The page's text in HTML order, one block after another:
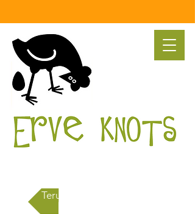
Terug naar alle berichten